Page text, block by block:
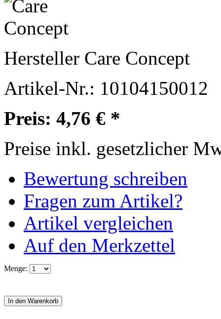
Hersteller Care Concept
Artikel-Nr.: 10104150012
Preis: 4,76 € *
Preise inkl. gesetzlicher
Bewertung schreiben
Fragen zum Artikel?
Artikel vergleichen
Auf den Merkzettel
Menge: